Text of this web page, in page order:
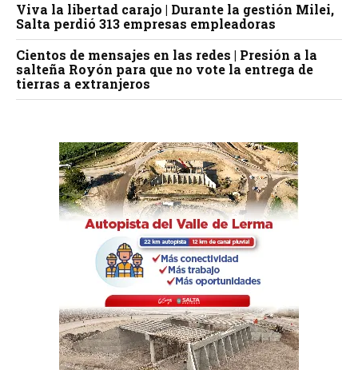
Viva la libertad carajo | Durante la gestión Milei,
Salta perdió 313 empresas empleadoras
Cientos de mensajes en las redes | Presión a la
salteña Royón para que no vote la entrega de
tierras a extranjeros